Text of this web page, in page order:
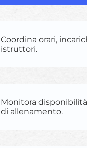
Coordina orari,
istruttori.
Monitora
di allenamento.